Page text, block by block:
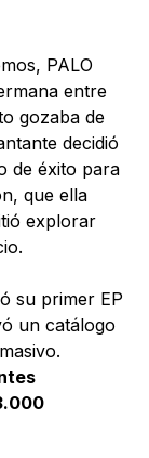
PALO
entre
gozaba de
decidió
de éxito para
que ella
explorar
su primer EP
un catálogo